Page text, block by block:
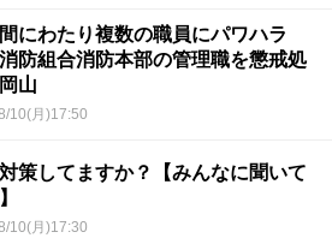
にわたり複数の職員にパワハラ
防組合消防本部の管理職を懲戒処
山
10(月)17:50
策してますか？【みんなに聞いて
10(月)17:30